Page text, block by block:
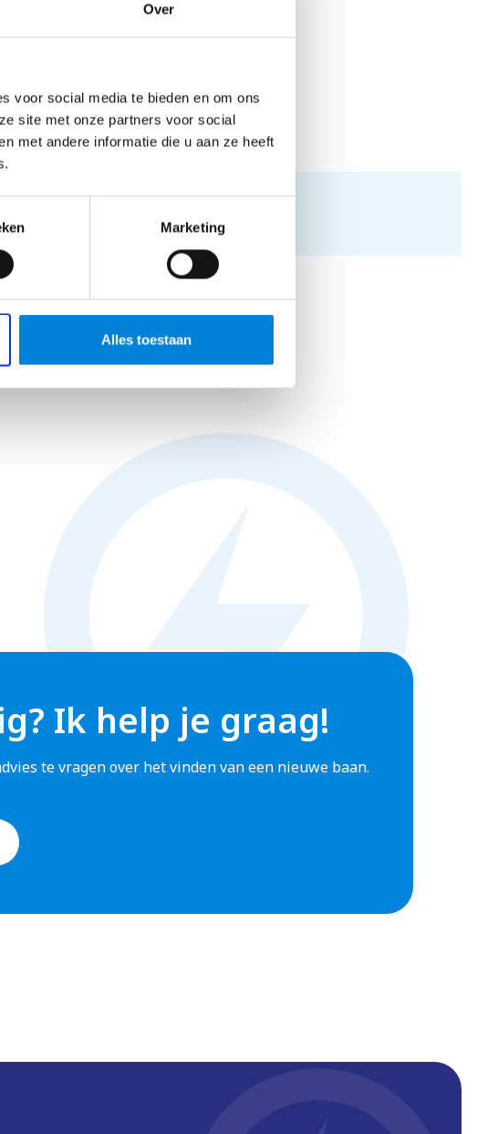
Over
voor social media te bieden en om ons
site met onze partners voor social
met andere informatie die u aan ze heeft
Marketing
Alles toestaan
voor een
en
nauw samen
kan per
verschillende
gedreven in ons
een
inzicht kom jij
Heijmans
om onze
Ik help je graag!
te vragen over het vinden van een nieuwe baan.